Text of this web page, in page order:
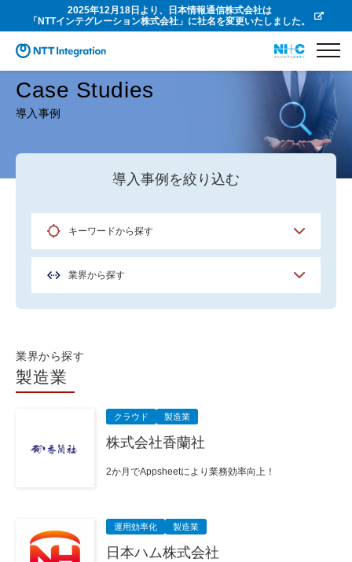
2025年12月18日より、日本情報通信株式会社は
「NTTインテグレーション株式会社」に社名を変更いたしました。
Case Studies
導入事例
導入事例を絞り込む
キーワードから探す
業界から探す
業界から探す
製造業
クラウド 製造業
株式会社香蘭社
2か月でAppsheetにより業務効率向上！
運用効率化 製造業
日本ハム株式会社